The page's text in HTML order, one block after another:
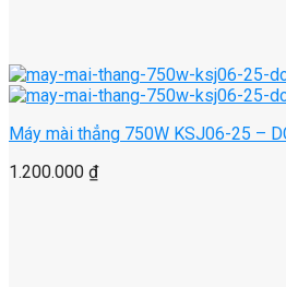
Máy mài thẳng 750W KSJ06-25 –
1.200.000 ₫